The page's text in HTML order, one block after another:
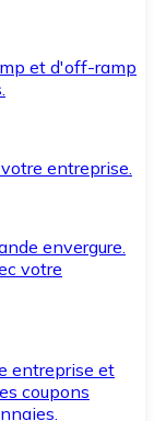
et d'off-ramp
entreprise.
envergure.
votre
entreprise et
coupons